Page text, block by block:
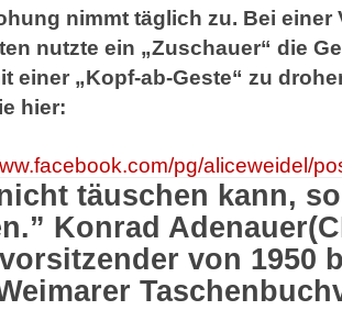
nimmt täglich zu. Bei einer
nutzte ein „Zuschauer“ die
einer „Kopf-ab-Geste“ zu
hier:
pg/aliceweidel/
täuschen kann,
Konrad
von 1950